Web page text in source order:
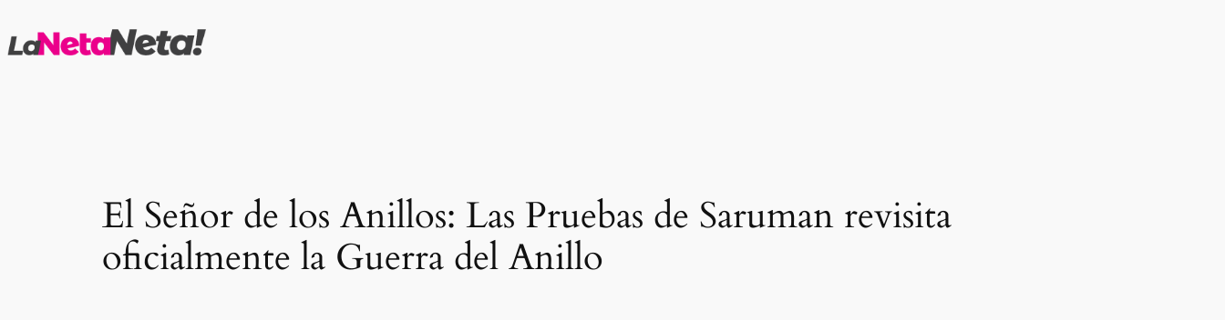
al
El Señor de los Anillos: Las Pruebas de Saruman revisita
oficialmente la Guerra del Anillo